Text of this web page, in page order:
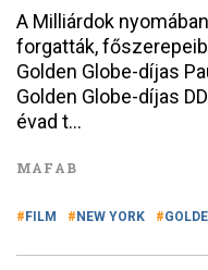
A Milliárdok
forgatták,
Golden Globe-díjas
Golden Globe-díjas
évad t...
MAFAB
FILM NEW YORK